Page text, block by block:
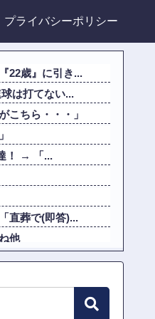
プライバシーポリシー
22歳』に引き...
は打てない...
こちら・・・」
！ → 「...
直葬で(即答)...
他
）
完全合作